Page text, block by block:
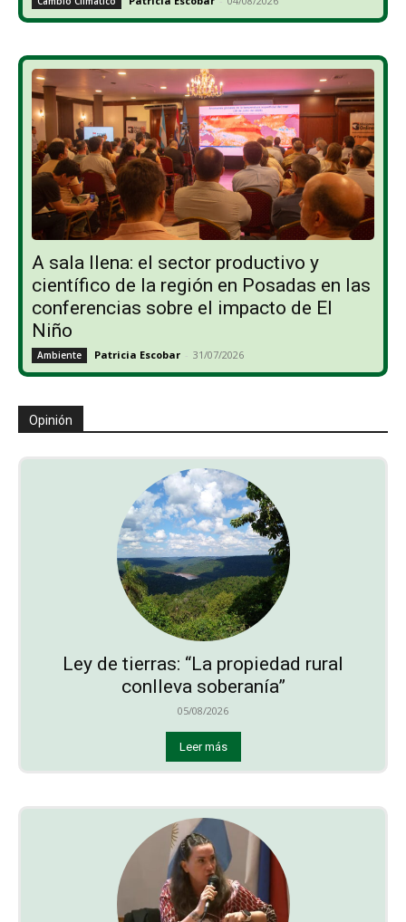
A sala llena: el sector productivo y
científico de la región en Posadas en las
conferencias sobre el impacto de El
Niño
Ambiente Patricia Escobar - 31/07/2026
Opinión
Ley de tierras: “La propiedad rural
conlleva soberanía”
05/08/2026
Leer más